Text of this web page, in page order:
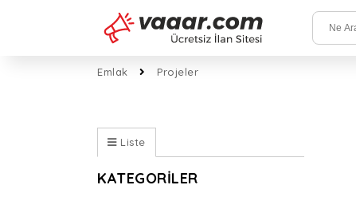
Emlak Projeler
Liste
KATEGORİLER